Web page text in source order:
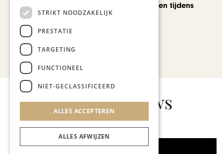
Wereldse beelden tijdens
Cultura Nova
Bekijk alle artikelen
Gerelateerd nieuws
STRIKT NOODZAKELIJK
PRESTATIE
TARGETING
FUNCTIONEEL
NIET-GECLASSIFICEERD
ALLES ACCEPTEREN
ALLES AFWIJZEN